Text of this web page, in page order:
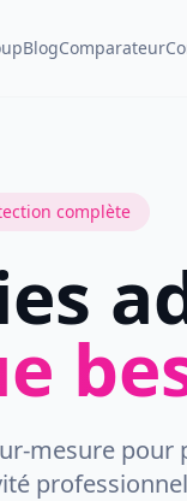
BlogComparateur
complète
mesure